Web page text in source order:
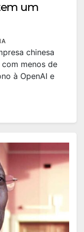
um
chinesa
menos de
à OpenAI e